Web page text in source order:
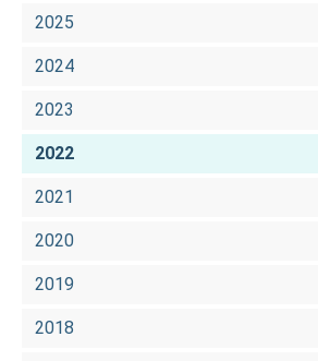
2025
2024
2023
2022
2021
2020
2019
2018